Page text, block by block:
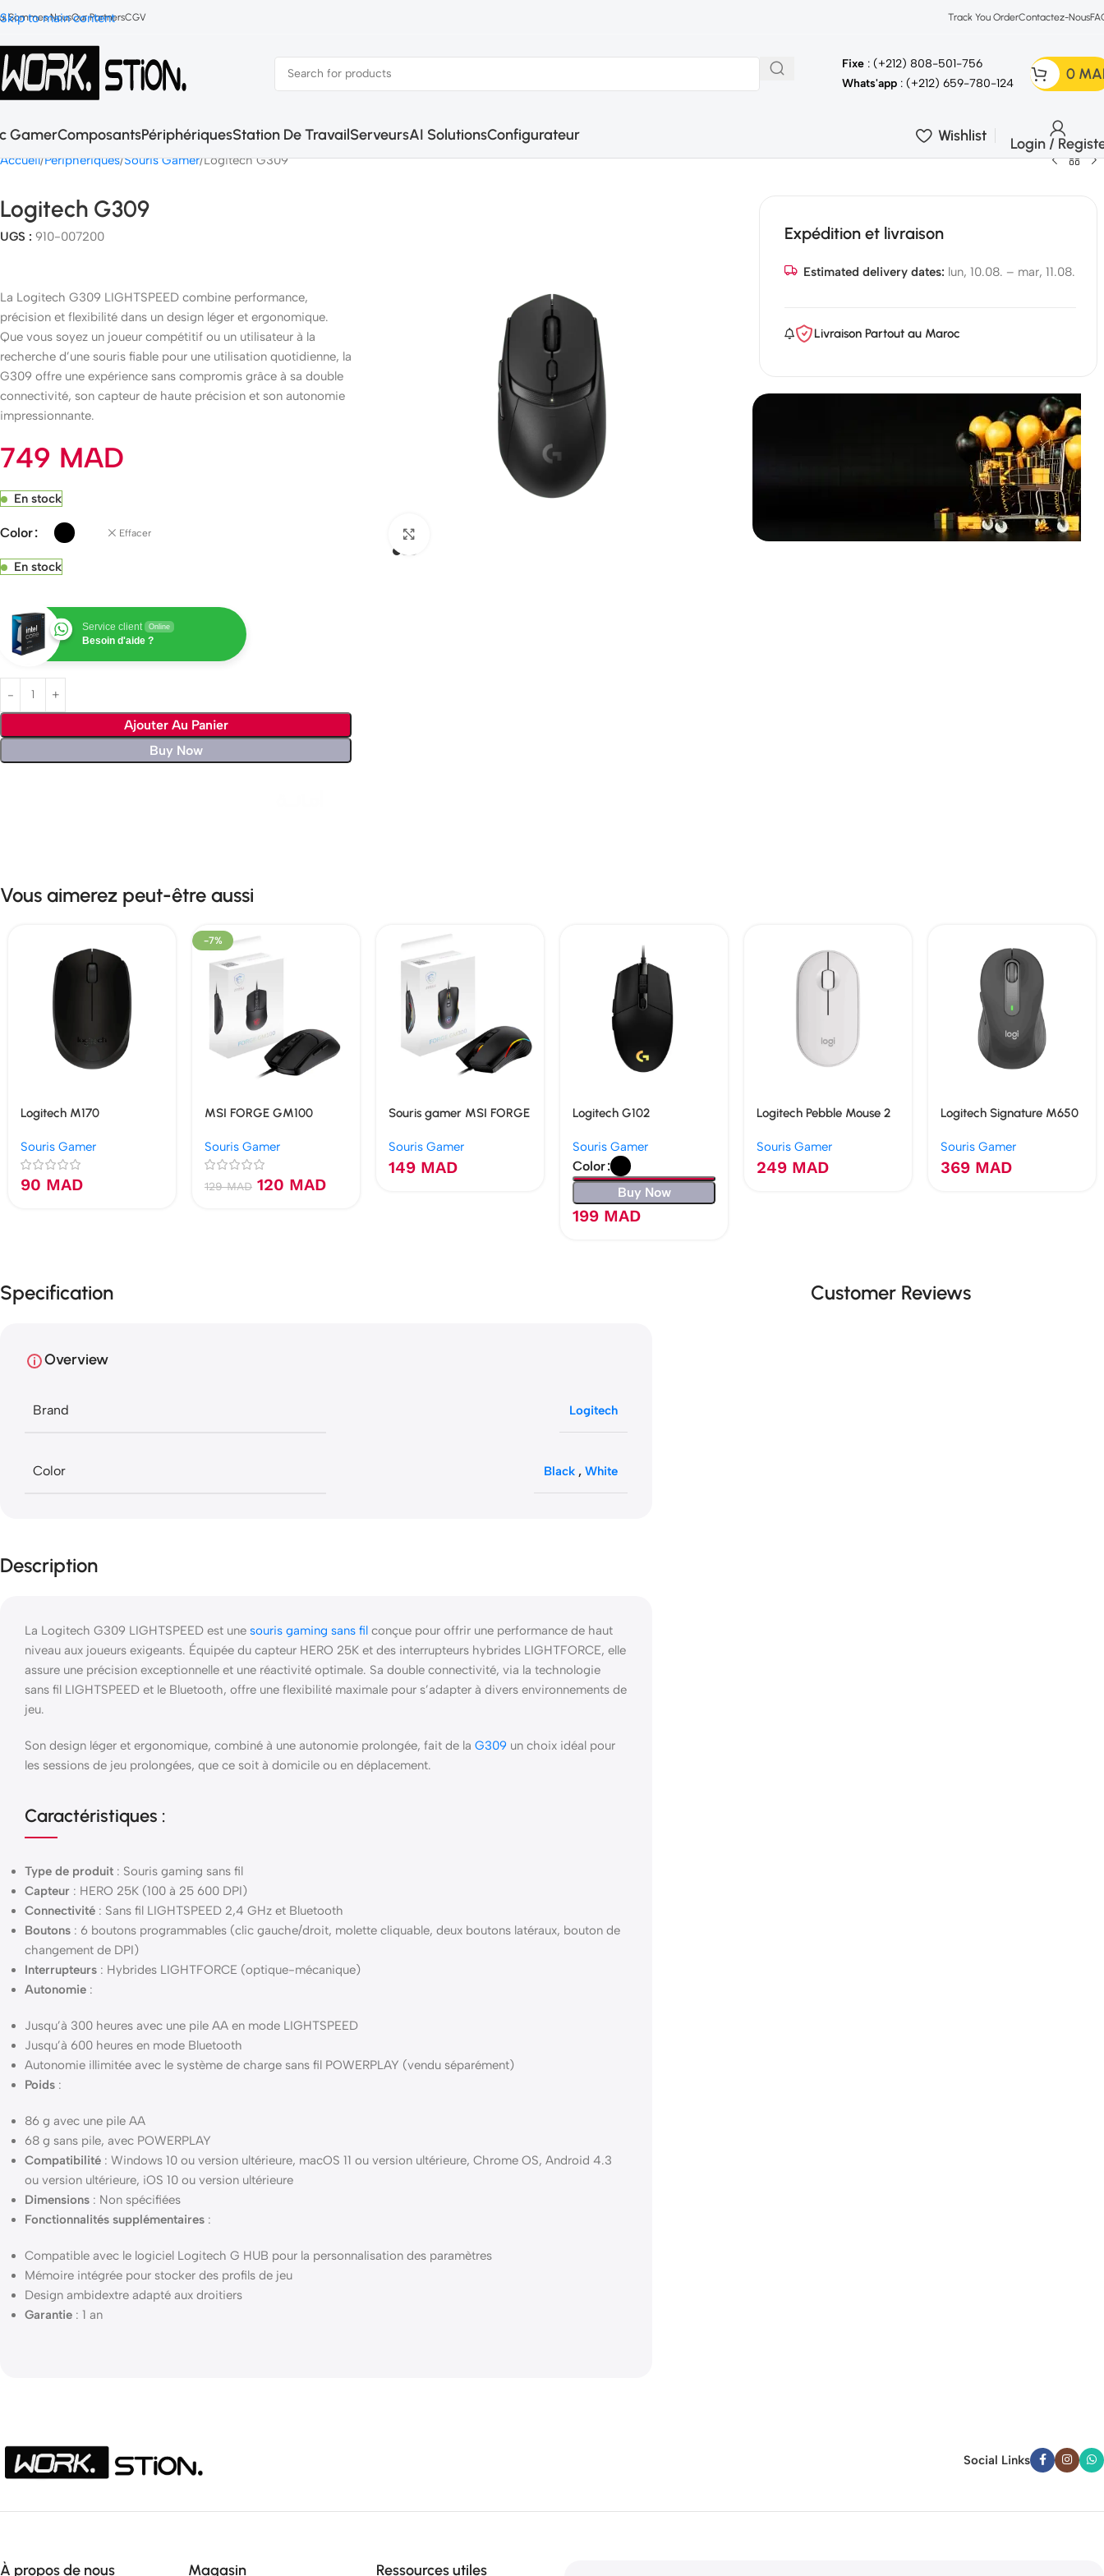
Skip to main content
Sommes NousOur PartnersCGV Track You OrderContactez-Nous
Fixe : (+212) 808-501-756
Whats'app : (+212) 659-780-124
0
GamerComposantsPériphériquesStation De TravailServeursAI SolutionsConfigurateur Wishlist Login /
Accueil Peripheriques Souris Gamer Logitech G309
Logitech G309
UGS : 910-007200
La Logitech G309 LIGHTSPEED combine performance,
précision et flexibilité dans un design léger et ergonomique.
Que vous soyez un joueur compétitif ou un utilisateur à la
recherche d’une souris fiable pour une utilisation quotidienne, la
G309 offre une expérience sans compromis grâce à sa double
connectivité, son capteur de haute précision et son autonomie
impressionnante.
749 MAD
En stock
Color Effacer
En stock
Service client Online
Besoin d'aide ?
Ajouter Au Panier
Buy Now
Expédition et livraison
Estimated delivery dates: lun, 10.08. – mar, 11.08.
Livraison Partout au Maroc
Vous aimerez peut-être aussi
Logitech M170
Souris Gamer
90 MAD
-7%
MSI FORGE GM100
Souris Gamer
129MAD 120 MAD
Souris gamer MSI FORGE
Souris Gamer
149 MAD
Logitech G102
Souris Gamer
Color
Buy Now
199 MAD
Logitech Pebble Mouse 2
Souris Gamer
249 MAD
Logitech Signature M650
Souris Gamer
369 MAD
Specification
Overview
Brand Logitech
Color Black , White
Description
La Logitech G309 LIGHTSPEED est une souris gaming sans fil conçue pour offrir une performance de haut
niveau aux joueurs exigeants. Équipée du capteur HERO 25K et des interrupteurs hybrides LIGHTFORCE, elle
assure une précision exceptionnelle et une réactivité optimale. Sa double connectivité, via la technologie
sans fil LIGHTSPEED et le Bluetooth, offre une flexibilité maximale pour s’adapter à divers environnements de
jeu.
Son design léger et ergonomique, combiné à une autonomie prolongée, fait de la G309 un choix idéal pour
les sessions de jeu prolongées, que ce soit à domicile ou en déplacement.
Caractéristiques :
Type de produit : Souris gaming sans fil
Capteur : HERO 25K (100 à 25 600 DPI)
Connectivité : Sans fil LIGHTSPEED 2,4 GHz et Bluetooth
Boutons : 6 boutons programmables (clic gauche/droit, molette cliquable, deux boutons latéraux, bouton de
changement de DPI)
Interrupteurs : Hybrides LIGHTFORCE (optique-mécanique)
Autonomie :
Jusqu’à 300 heures avec une pile AA en mode LIGHTSPEED
Jusqu’à 600 heures en mode Bluetooth
Autonomie illimitée avec le système de charge sans fil POWERPLAY (vendu séparément)
Poids :
86 g avec une pile AA
68 g sans pile, avec POWERPLAY
Compatibilité : Windows 10 ou version ultérieure, macOS 11 ou version ultérieure, Chrome OS, Android 4.3
ou version ultérieure, iOS 10 ou version ultérieure
Dimensions : Non spécifiées
Fonctionnalités supplémentaires :
Compatible avec le logiciel Logitech G HUB pour la personnalisation des paramètres
Mémoire intégrée pour stocker des profils de jeu
Design ambidextre adapté aux droitiers
Garantie : 1 an
Customer Reviews
Social Links
À propos de nous Magasin Ressources utiles